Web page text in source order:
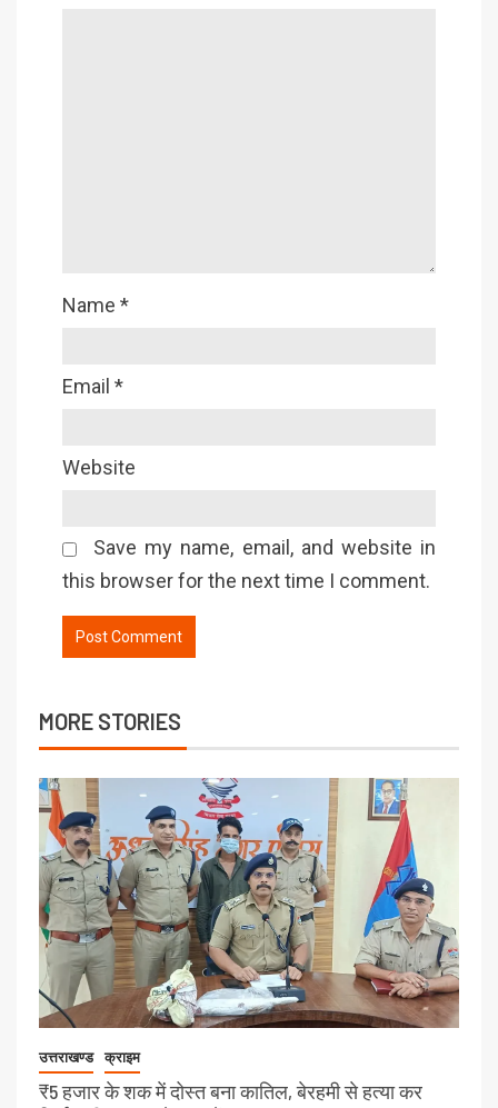
Name *
Email *
Website
Save my name, email, and website in
this browser for the next time I comment.
MORE STORIES
उत्तराखण्ड क्राइम
₹5 हजार के शक में दोस्त बना कातिल, बेरहमी से हत्या कर